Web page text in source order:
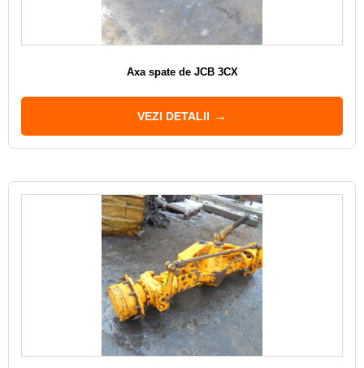
Axa spate de JCB 3CX
VEZI DETALII